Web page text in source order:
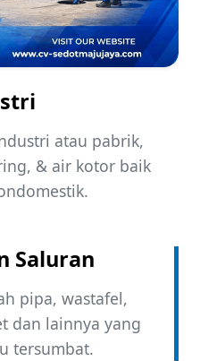
atau pabrik,
& air kotor baik
Saluran
pipa, wastafel,
dan lainnya yang
tersumbat.